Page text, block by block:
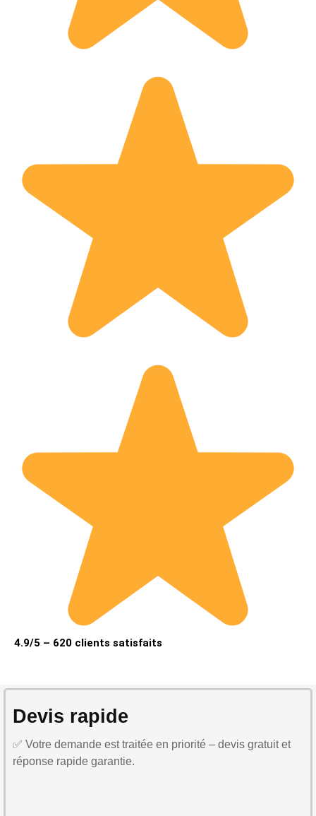
4.9/5 – 620 clients satisfaits
Devis rapide
✅ Votre demande est traitée en priorité – devis gratuit et
réponse rapide garantie.